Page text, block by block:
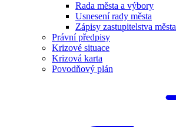
Rada města a výbory
Usnesení rady města
Zápisy zastupitelstva města
Právní předpisy
Krizové situace
Krizová karta
Povodňový plán